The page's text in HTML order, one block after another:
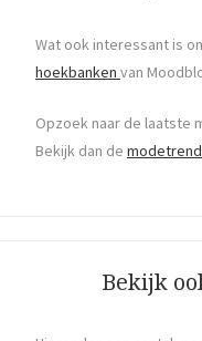
Wat ook interessant is
hoekbanken van
Opzoek naar de laatste
Bekijk dan de
Bekijk